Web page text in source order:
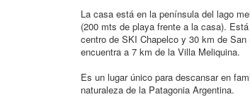
La casa está en la península del lago
(200 mts de playa frente a la casa).
centro de SKI Chapelco y 30 km de
encuentra a 7 km de la Villa Meliquina.
Es un lugar único para descansar en
naturaleza de la Patagonia Argentina.